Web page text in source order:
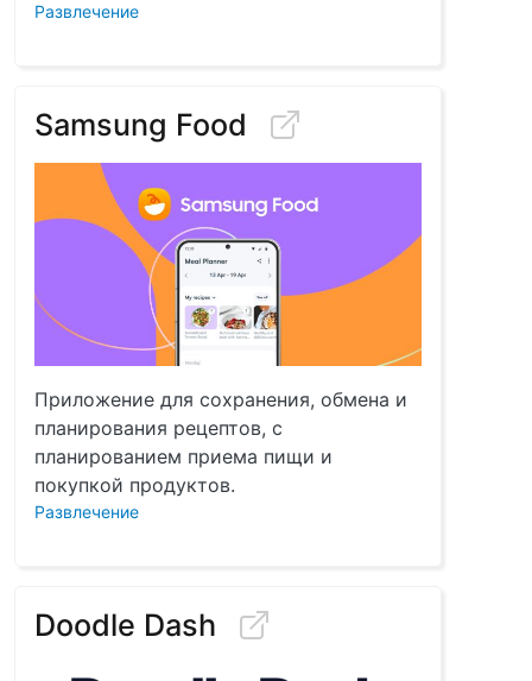
Развлечение
Samsung Food
Приложение для сохранения, обмена и
планирования рецептов, с
планированием приема пищи и
покупкой продуктов.
Развлечение
Doodle Dash